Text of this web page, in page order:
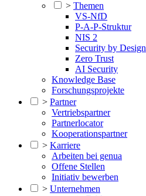
> Themen
VS-NfD
P-A-P-Struktur
NIS 2
Security by Design
Zero Trust
AI Security
Knowledge Base
Forschungsprojekte
> Partner
Vertriebspartner
Partnerlocator
Kooperationspartner
> Karriere
Arbeiten bei genua
Offene Stellen
Initiativ bewerben
> Unternehmen